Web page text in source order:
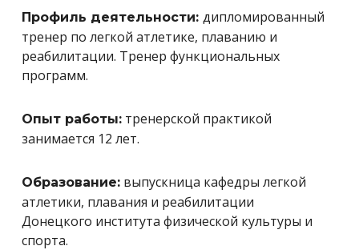
Профиль деятельности: дипломированный
тренер по легкой атлетике, плаванию и
реабилитации. Тренер функциональных
программ.
Опыт работы: тренерской практикой
занимается 12 лет.
Образование: выпускница кафедры легкой
атлетики, плавания и реабилитации
Донецкого института физической культуры и
спорта.